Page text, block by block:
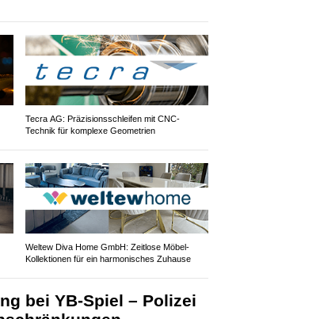
Tecra AG: Präzisionsschleifen mit CNC-
Technik für komplexe Geometrien
Weltew Diva Home GmbH: Zeitlose Möbel-
Kollektionen für ein harmonisches Zuhause
bei YB-Spiel – Polizei